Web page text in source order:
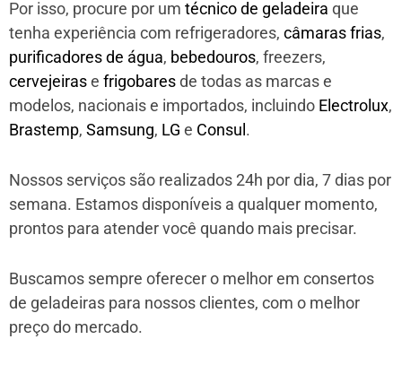
Por isso, procure por um técnico de geladeira que
tenha experiência com refrigeradores, câmaras frias,
purificadores de água, bebedouros, freezers,
cervejeirase frigobaresde todas as marcas e
modelos, nacionais e importados, incluindo Electrolux,
Brastemp, Samsung, LG e Consul .
Nossos serviços são realizados 24h por dia, 7 dias por
semana. Estamos disponíveis a qualquer momento,
prontos para atender você quando mais precisar.
Buscamos sempre oferecer o melhor em consertos
de geladeiras para nossos clientes, com o melhor
preço do mercado.